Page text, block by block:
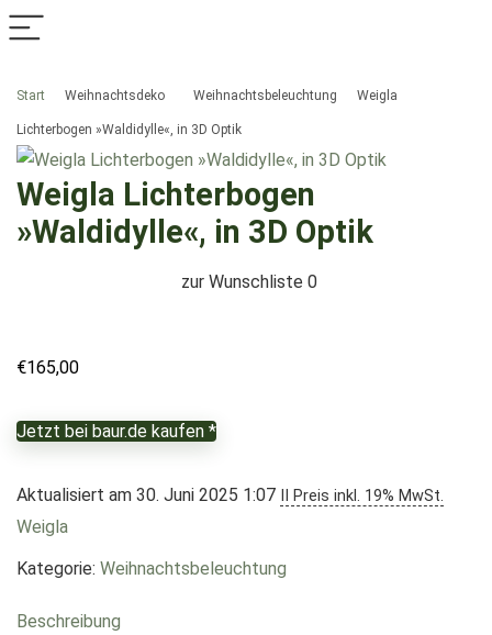
Start Weihnachtsdeko Weihnachtsbeleuchtung Weigla
Lichterbogen »Waldidylle«, in 3D Optik
Weigla Lichterbogen
»Waldidylle«, in 3D Optik
zur Wunschliste 0
€165,00
Jetzt bei baur.de kaufen *
Aktualisiert am 30. Juni 2025 1:07 II Preis inkl. 19% MwSt.
Weigla
Kategorie: Weihnachtsbeleuchtung
Beschreibung